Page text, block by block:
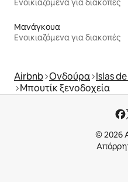
Ενοικιαζόμενα για διακοπές
Μανάγκουα
Ενοικιαζόμενα για διακοπές
Airbnb Ονδούρα Islas
Μπουτίκ ξενοδοχεία
© 2026